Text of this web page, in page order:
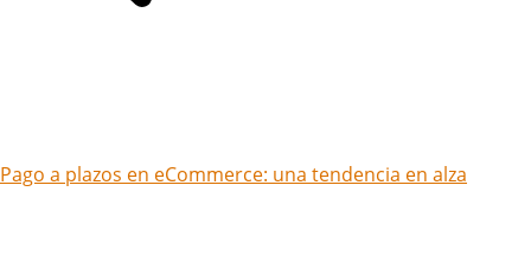
Pago a plazos en eCommerce: una tendencia en alza